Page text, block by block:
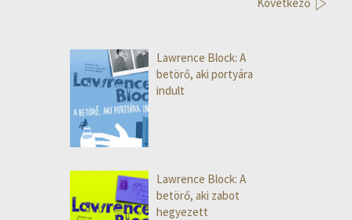
Lawrence Block: A
betörő, aki portyára
indult
Lawrence Block: A
betörő, aki zabot
hegyezett